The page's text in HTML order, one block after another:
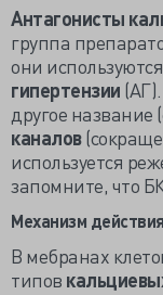
Антагонисты
группа
они
гипертензии
другое
каналов
используется
запомните, что
Механизм
В мебранах
типов